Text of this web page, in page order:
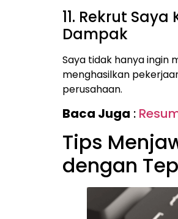
11. Rekrut
Dampak
Saya tidak hanya ingin
menghasilkan
perusahaan.
Baca Juga :
Tips
dengan